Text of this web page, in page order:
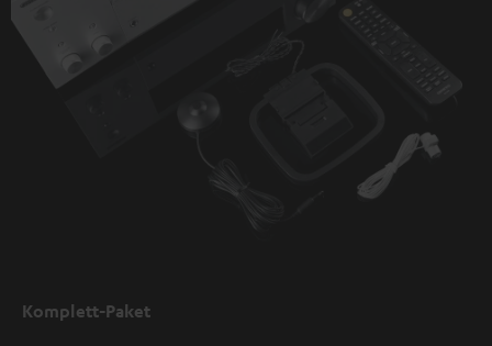
Komplett-Paket